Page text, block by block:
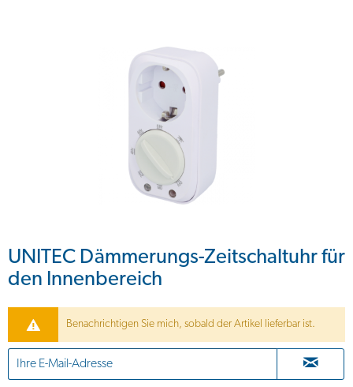
UNITEC Dämmerungs-Zeitschaltuhr für
den Innenbereich
Benachrichtigen Sie mich, sobald der Artikel lieferbar ist.